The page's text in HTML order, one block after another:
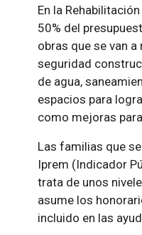
En la
50% del
obras que se van
seguridad
de agua,
espacios para
como mejoras
Las familias que
Iprem (Indicador
trata de unos
asume los
incluido en las